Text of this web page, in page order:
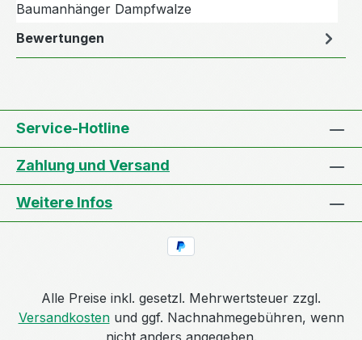
Baumanhänger Dampfwalze
Bewertungen
Service-Hotline
Zahlung und Versand
Weitere Infos
Alle Preise inkl. gesetzl. Mehrwertsteuer zzgl.
Versandkostenund ggf. Nachnahmegebühren, wenn
nicht anders angegeben.